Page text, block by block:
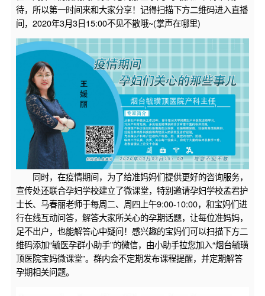
待，所以第一时间来和大家分享！记得扫描下方二维码进入直播
间，2020年3月3日15:00不见不散哦~(掌声在哪里)
同时，在疫情期间，为了给准妈妈们提供更好的咨询服务，
宣传处还联合孕妇学校建立了微课堂，特别邀请孕妇学校孟君护
士长、马春丽老师于每周二、周四上午9:00-10:00，和宝妈们进
行在线互动问答，解答大家所关心的孕期话题，让每位准妈妈，
足不出户，也能解答心中疑问！感兴趣的宝妈们可以扫描下方二
维码添加“毓医孕群小助手”的微信，由小助手拉您加入“烟台毓璜
顶医院宝妈微课堂”。群内会不定期发布课程提醒，并定期解答
孕期相关问题。